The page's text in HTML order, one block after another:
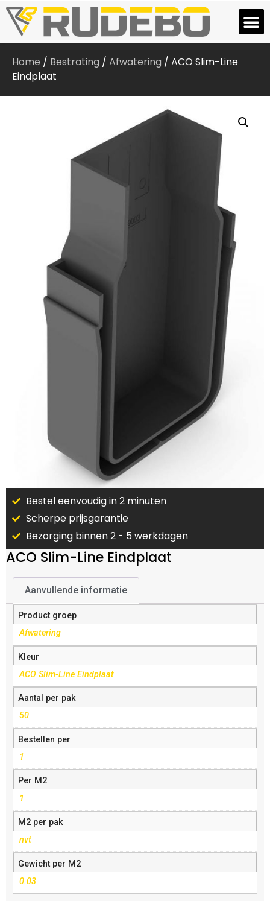
Home / Bestrating / Afwatering / ACO Slim-Line
Eindplaat
Bestel eenvoudig in 2 minuten
Scherpe prijsgarantie
Bezorging binnen 2 - 5 werkdagen
ACO Slim-Line Eindplaat
Aanvullende informatie
Product groep
Afwatering
Kleur
ACO Slim-Line Eindplaat
Aantal per pak
50
Bestellen per
1
Per M2
1
M2 per pak
nvt
Gewicht per M2
0.03